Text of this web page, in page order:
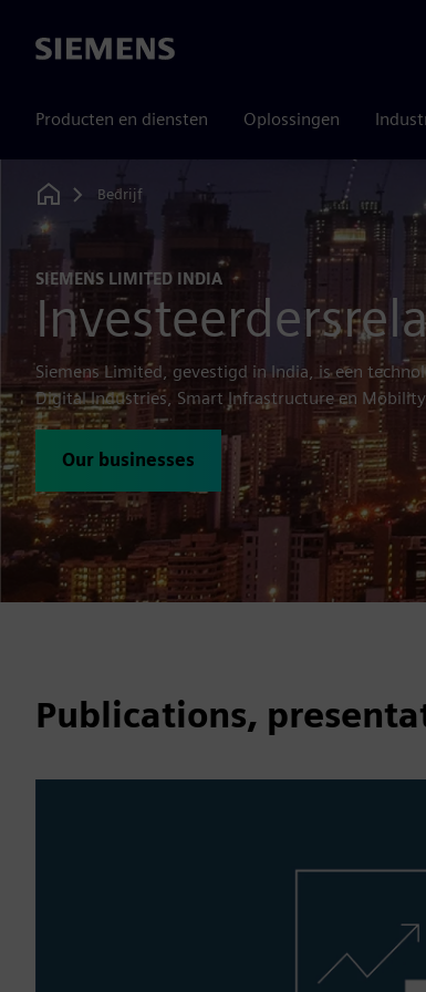
Siemens
Producten en diensten Oplossingen
Home
Bedrijf
SIEMENS LIMITED INDIA
Siemens Limited, gevestigd in India, is een
Digital Industries, Smart Infrastructure en
Our businesses
Publications,